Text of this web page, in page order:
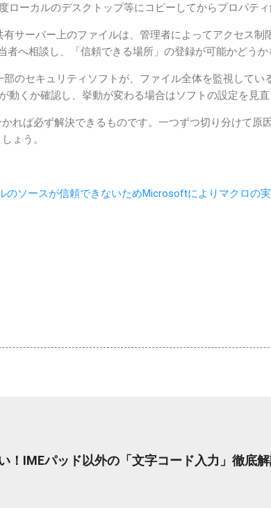
ローカルのデスクトップ等にコピーしてからプロパティ
有サーバー上のファイルは、管理者によってアクセス制
者へ相談し、「信頼できる場所」の登録が可能かどうか
部のセキュリティソフトが、ファイル全体を監視してい
動くか確認し、挙動が変わる場合はソフトの設定を見直
れば必ず解決できるものです。一つずつ切り分けて原
ょう。
のソースが信頼できないためMicrosoftによりマクロの
！IMEパッド以外の「文字コード入力」徹底